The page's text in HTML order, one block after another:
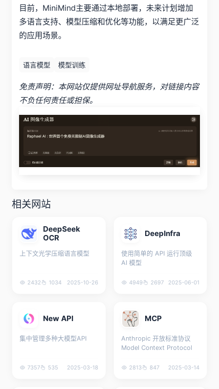
目前，MiniMind主要通过本地部署，未来计划增加
多语言支持、模型压缩和优化等功能，以满足更广泛
的应用场景。
语言模型 模型训练
免责声明：本网站仅提供网址导航服务，对链接内容
不负任何责任或担保。
相关网站
DeepSeek
OCR
上下文光学压缩语言模型
2432 1034 2025-10-26
DeepInfra
使用简单的 API 运行顶级
AI 模型
4949 2697 2025-06-01
New API
集中管理多种大模型API
7357 535 2025-03-18
MCP
Anthropic 开放标准协议
Model Context Protocol
2813 847 2025-03-14